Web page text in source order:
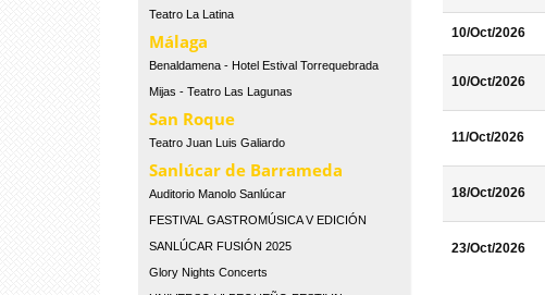
Teatro La Latina
Málaga
Benaldamena - Hotel Estival Torrequebrada
Mijas - Teatro Las Lagunas
San Roque
Teatro Juan Luis Galiardo
Sanlúcar de Barrameda
Auditorio Manolo Sanlúcar
FESTIVAL GASTROMÚSICA V EDICIÓN
SANLÚCAR FUSIÓN 2025
Glory Nights Concerts
10/Oct/2026
10/Oct/2026
11/Oct/2026
18/Oct/2026
23/Oct/2026